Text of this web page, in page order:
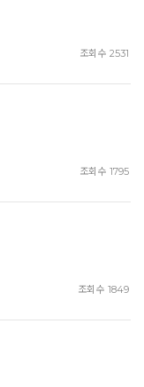
조회수 2531
조회수 1795
조회수 1849